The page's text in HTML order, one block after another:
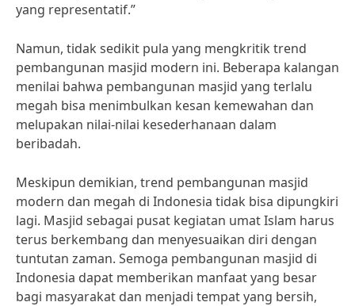
yang representatif.”
Namun, tidak sedikit pula yang mengkritik trend
pembangunan masjid modern ini. Beberapa kalangan
menilai bahwa pembangunan masjid yang terlalu
megah bisa menimbulkan kesan kemewahan dan
melupakan nilai-nilai kesederhanaan dalam
beribadah.
Meskipun demikian, trend pembangunan masjid
modern dan megah di Indonesia tidak bisa dipungkiri
lagi. Masjid sebagai pusat kegiatan umat Islam harus
terus berkembang dan menyesuaikan diri dengan
tuntutan zaman. Semoga pembangunan masjid di
Indonesia dapat memberikan manfaat yang besar
bagi masyarakat dan menjadi tempat yang bersih,